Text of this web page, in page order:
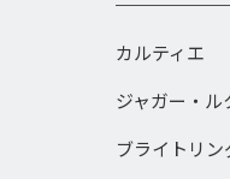
カルティエ
ジャガー・ル
ブライトリン